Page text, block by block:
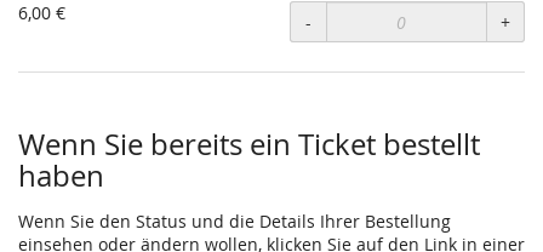
6,00 €
- +
Wenn Sie bereits ein Ticket bestellt
haben
Wenn Sie den Status und die Details Ihrer Bestellung
einsehen oder ändern wollen, klicken Sie auf den Link in einer